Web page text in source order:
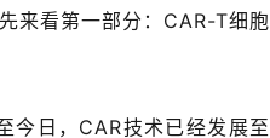
来看第一部分：CAR-T细胞
今日，CAR技术已经发展至